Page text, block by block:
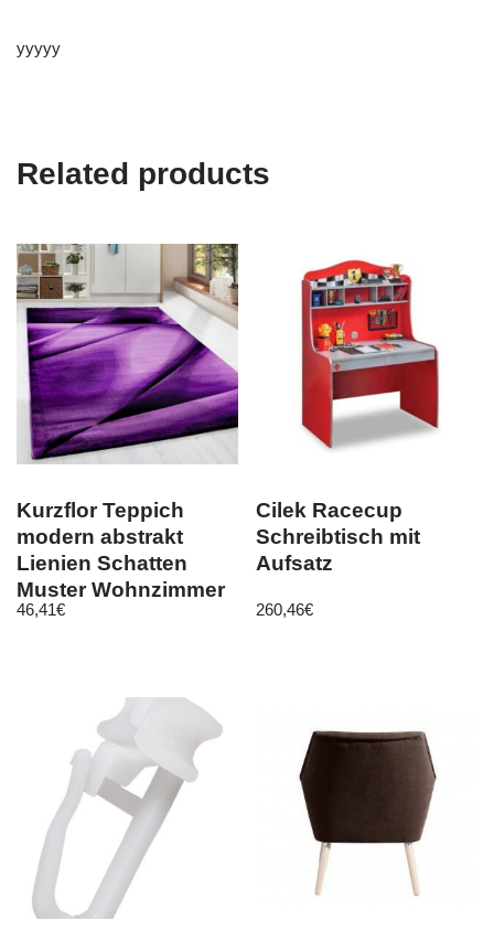
yyyyy
Related products
Kurzflor Teppich
modern abstrakt
Lienien Schatten
Muster Wohnzimmer
Lila Meliert
46,41€
Cilek Racecup
Schreibtisch mit
Aufsatz
260,46€